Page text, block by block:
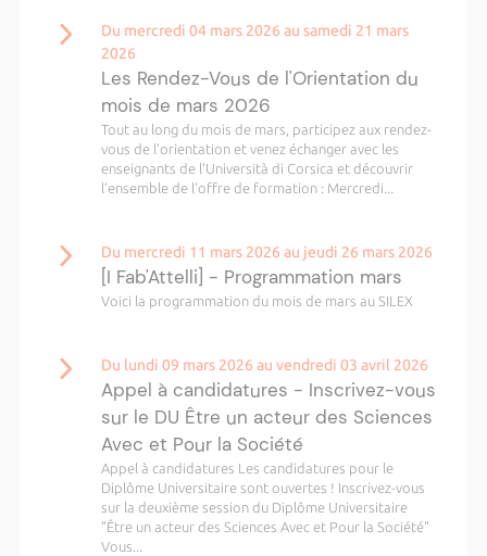
Du mercredi 04 mars 2026 au samedi 21 mars
2026
Les Rendez-Vous de l'Orientation du
mois de mars 2026
Tout au long du mois de mars, participez aux rendez-
vous de l’orientation et venez échanger avec les
enseignants de l’Università di Corsica et découvrir
l’ensemble de l’offre de formation : Mercredi...
Du mercredi 11 mars 2026 au jeudi 26 mars 2026
[I Fab'Attelli] - Programmation mars
Voici la programmation du mois de mars au SILEX
Du lundi 09 mars 2026 au vendredi 03 avril 2026
Appel à candidatures - Inscrivez-vous
sur le DU Être un acteur des Sciences
Avec et Pour la Société
Appel à candidatures Les candidatures pour le
Diplôme Universitaire sont ouvertes ! Inscrivez-vous
sur la deuxième session du Diplôme Universitaire
"Être un acteur des Sciences Avec et Pour la Société"
Vous...